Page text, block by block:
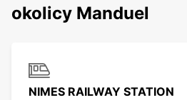
okolicy Manduel
NIMES RAILWAY STATION